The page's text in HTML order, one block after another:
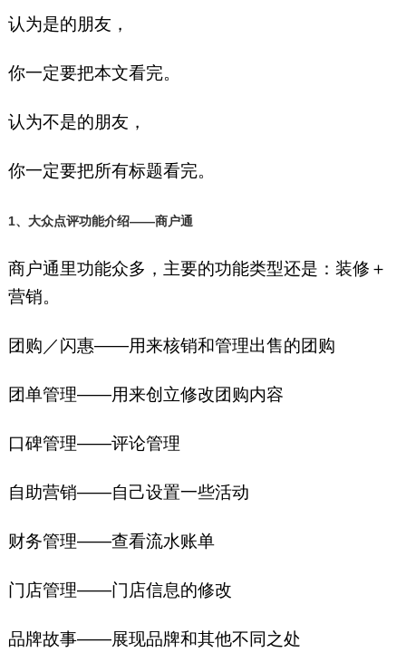
认为是的朋友，
你一定要把本文看完。
认为不是的朋友，
你一定要把所有标题看完。
1、大众点评功能介绍——商户通
商户通里功能众多，主要的功能类型还是：装修＋
营销。
团购／闪惠——用来核销和管理出售的团购
团单管理——用来创立修改团购内容
口碑管理——评论管理
自助营销——自己设置一些活动
财务管理——查看流水账单
门店管理——门店信息的修改
品牌故事——展现品牌和其他不同之处